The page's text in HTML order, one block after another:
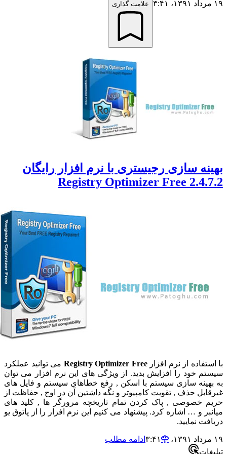
علامت گذاری
سازی رجیستری با نرم افزار رایگان
Registry Optimizer Free
از نرم افزار Registry Optimizer Freeمی توانید عملکرد
خود را افزایش بدید. از ویژگی های این نرم افزار می توان
سازی سیستم با اسکن , رفع خطاهای سیستم و فایل های
حذف , تقویت کامپیوتر و نگه داشتین آن در اوج , حفاظت از
خصوصی , پاک کردن تمام تاریخچه مرورگر ها , کلید های
و … اشاره کرد. پیشنهاد می کنیم این نرم افزار را از پاتوق یو
نمایید.
ادامه مطلب